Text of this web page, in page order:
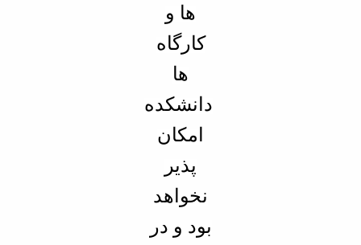
ها و
کارگاه
ها
دانشکده
امکان
پذیر
نخواهد
بود و در